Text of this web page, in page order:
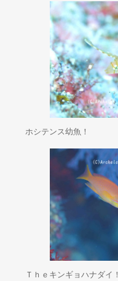
ホシテンス幼魚！
Ｔｈｅキンギョハナダイ！